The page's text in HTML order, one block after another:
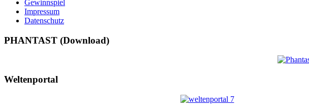
Gewinnspiel
Impressum
Datenschutz
PHANTAST (Download)
Weltenportal